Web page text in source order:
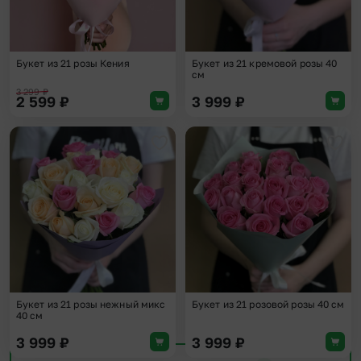
Букет из 21 розы Кения
3 299₽
2 599 ₽
Букет из 21 кремовой розы 40
см
3 999 ₽
Добавить в избранное
Букет из 21 розы нежный микс
40 см
3 999 ₽
Букет из 21 розовой розы 40 см
3 999 ₽